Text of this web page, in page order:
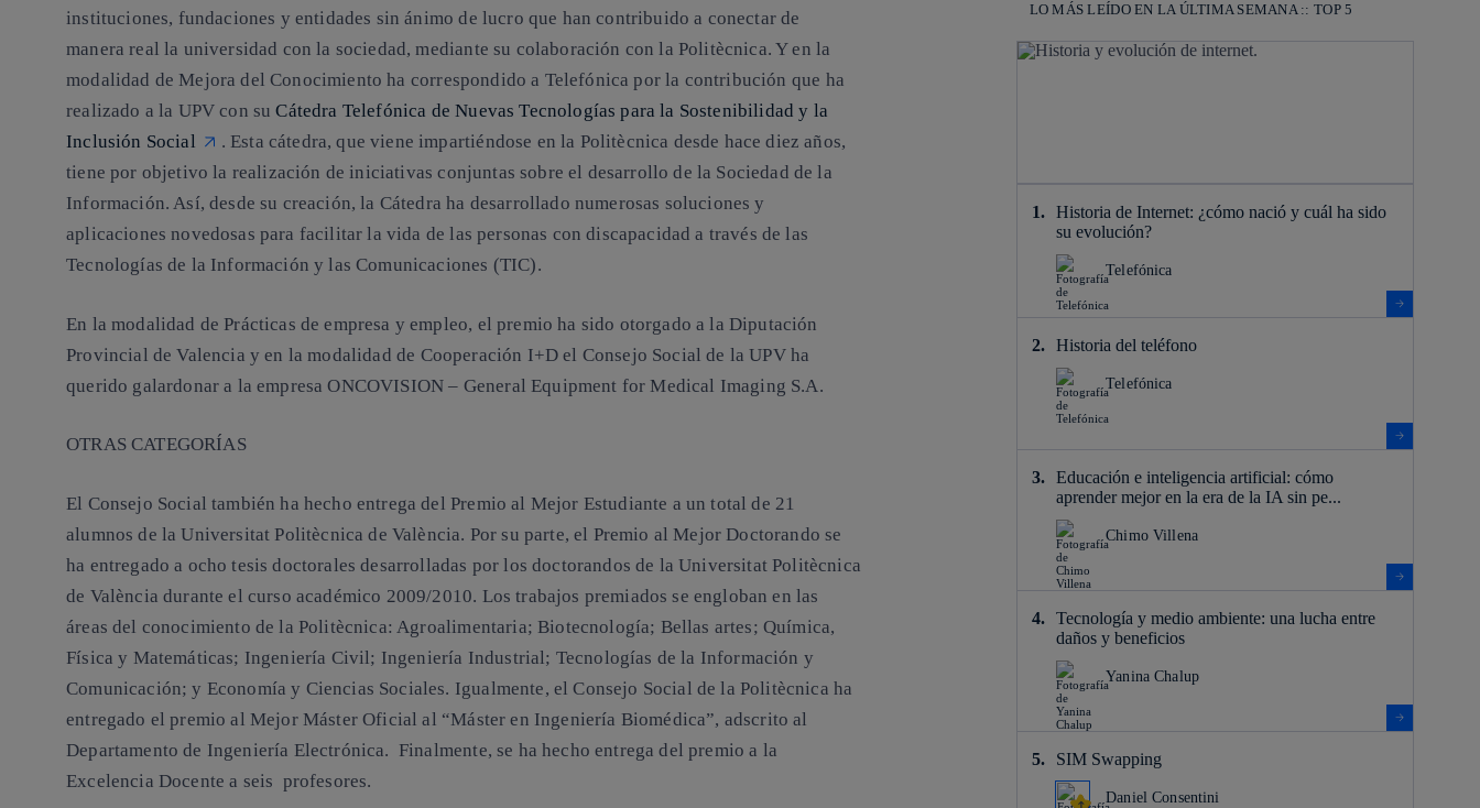
instituciones, fundaciones y entidades sin ánimo de lucro que han contribuido a conectar de
manera real la universidad con la sociedad, mediante su colaboración con la Politècnica. Y en la
modalidad deMejora del Conocimiento ha correspondido a Telefónicapor la contribución que ha
realizado a la UPV con suCátedra Telefónica de Nuevas Tecnologías para la Sostenibilidad y la
Inclusión Social
. Esta cátedra, que viene impartiéndose en la Politècnica desde hace diez años,
tiene por objetivo la realización de iniciativas conjuntas sobre el desarrollo de la Sociedad de la
Información. Así, desde su creación, la Cátedra ha desarrollado numerosas soluciones y
aplicaciones novedosas para facilitar la vida de las personas con discapacidad a través de las
Tecnologías de la Información y las Comunicaciones (TIC).
En la modalidad dePrácticas de empresa y empleo, el premio ha sido otorgado a la Diputación
Provincial de Valencia y en la modalidad de Cooperación I+Del Consejo Social de la UPV ha
querido galardonar a la empresaONCOVISION – General Equipment for Medical Imaging S.A.
OTRAS CATEGORÍAS
El Consejo Social también ha hecho entrega del Premio al Mejor Estudiante a un total de 21
alumnos de la Universitat Politècnica de València. Por su parte, el Premio alMejor Doctorando se
ha entregado a ocho tesis doctorales desarrolladas por los doctorandos de la Universitat Politècnica
de València durante el curso académico 2009/2010. Los trabajos premiados se engloban en las
áreas del conocimiento de la Politècnica: Agroalimentaria; Biotecnología; Bellas artes; Química,
Física y Matemáticas; Ingeniería Civil; Ingeniería Industrial; Tecnologías de la Información y
Comunicación; y Economía y Ciencias Sociales. Igualmente, el Consejo Social de la Politècnica ha
entregado el premio al Mejor Máster Oficial al “Máster en Ingeniería Biomédica”, adscrito al
Departamento de Ingeniería Electrónica. Finalmente, se ha hecho entrega del premio a la
Excelencia Docente a seis profesores.
LO MÁS LEÍDO EN LA ÚLTIMA SEMANA :: TOP 5
Historia de Internet: ¿cómo nació y cuál ha sido
su evolución?
Telefónica
Historia del teléfono
Telefónica
Educación e inteligencia artificial: cómo
aprender mejor en la era de la IA sin pe...
Chimo Villena
Tecnología y medio ambiente: una lucha entre
daños y beneficios
Yanina Chalup
SIM Swapping
Daniel Consentini